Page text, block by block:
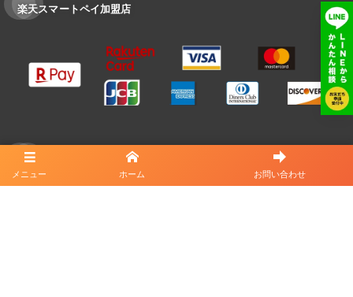
楽天スマートペイ加盟店
会社情報
メニュー ホーム お問い合わせ